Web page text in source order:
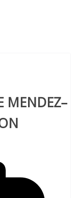
MENDEZ–